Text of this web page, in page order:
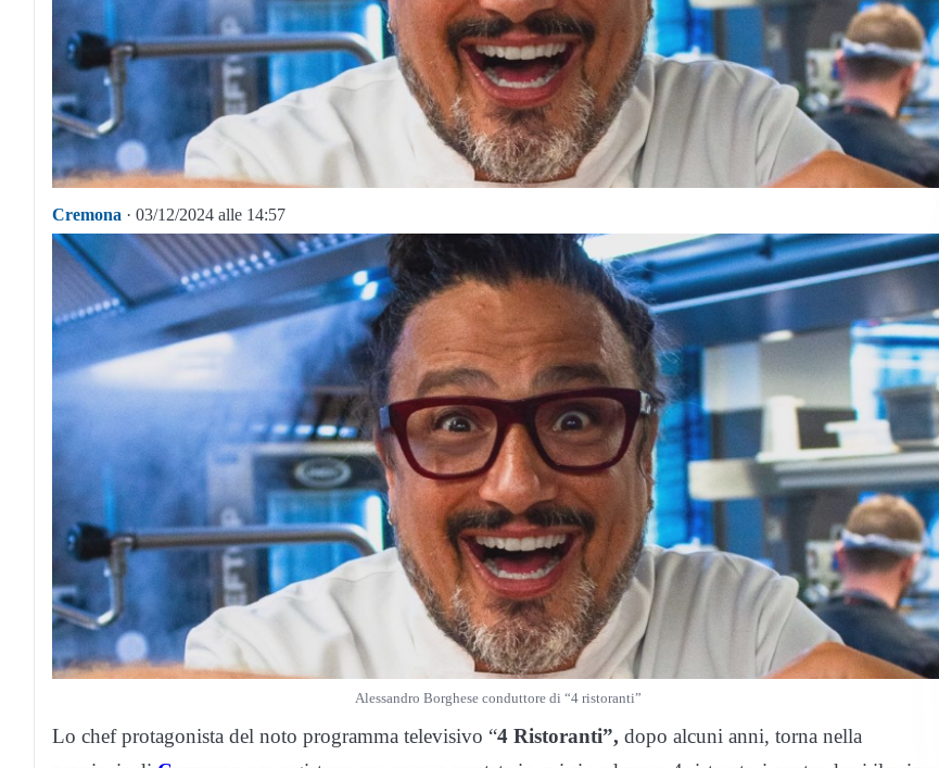
Cremona · 03/12/2024 alle 14:57
Alessandro Borghese conduttore di “4 ristoranti”
Lo chef protagonista del noto programma televisivo “4 Ristoranti”, dopo alcuni anni, torna nella